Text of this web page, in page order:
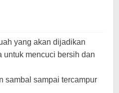
yang akan dijadikan
untuk mencuci bersih dan
sambal sampai tercampur